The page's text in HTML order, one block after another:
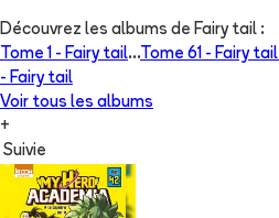
Découvrez les albums de Fairy tail :
Tome 1 - Fairy tail...Tome 61 - Fairy tail
- Fairy tail
Voir tous les albums
+
Suivie